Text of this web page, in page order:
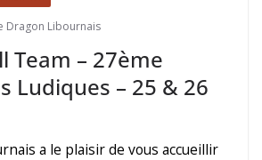
Dragon Libournais
Team – 27ème
Ludiques – 25 & 26
a le plaisir de vous accueillir